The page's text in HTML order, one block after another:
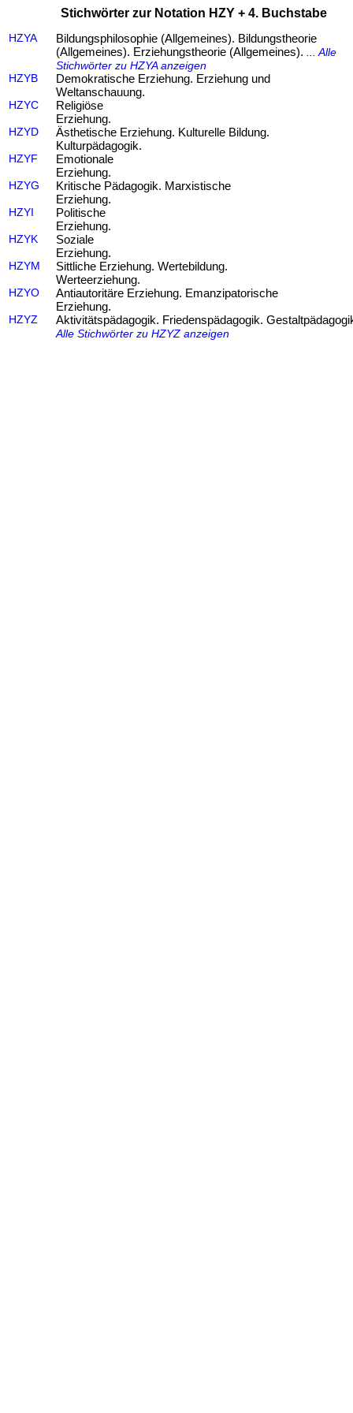
Stichwörter zur Notation HZY + 4. Buchstabe
HZYA
Bildungsphilosophie (Allgemeines). Bildungstheorie
(Allgemeines). Erziehungstheorie (Allgemeines). ...Alle
Stichwörter zu HZYA anzeigen
HZYB
Demokratische Erziehung. Erziehung und
Weltanschauung.
HZYC
Religiöse
Erziehung.
HZYD
Ästhetische Erziehung. Kulturelle Bildung.
Kulturpädagogik.
HZYF
Emotionale
Erziehung.
HZYG
Kritische Pädagogik. Marxistische
Erziehung.
HZYI
Politische
Erziehung.
HZYK
Soziale
Erziehung.
HZYM
Sittliche Erziehung. Wertebildung.
Werteerziehung.
HZYO
Antiautoritäre Erziehung. Emanzipatorische
Erziehung.
HZYZ Aktivitätspädagogik. Friedenspädagogik.
Alle Stichwörter zu HZYZ anzeigen